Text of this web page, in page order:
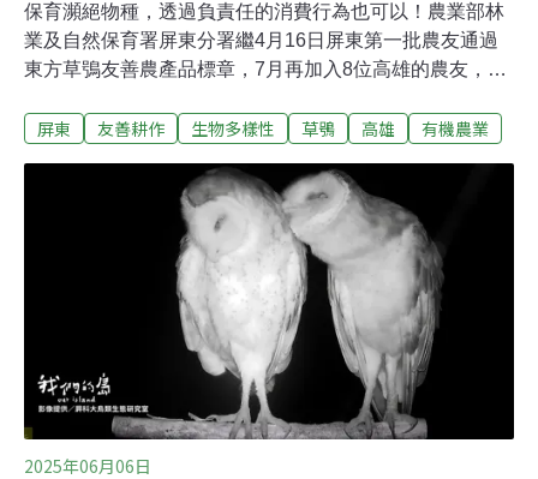
保育瀕絕物種，透過負責任的消費行為也可以！農業部林
業及自然保育署屏東分署繼4月16日屏東第一批農友通過
東方草鴞友善農產品標章，7月再加入8位高雄的農友，他
架協助監測，並承諾不餵養遊蕩犬、放養家犬，避免影響
店、GIEN JIA、美蔬齋、龜時間goöod time等四家綠色餐
飲指南餐廳合作，外食也能吃出保育態度。帶著知識、理
解踏入農業 種出自然共生農產品林業保育署屏東分署自從
2021年和高雄市、屏東縣政府合作東方草鴞「生態服務給
付」，至今，超過百位農友、百公頃田區都是加入。分署
長楊瑞芬表示，要達成生態給付標準實屬不易；如今，幾
位農民仍願意在此基礎上，承諾不餵養遊蕩犬、放養家
犬，取得草鴞友善農產品標章。這也是繼石虎、諸羅樹蛙
後，第三個以野生動物保育為目的的標章制度。加入標章
制度的農友，打破過去認為
屏東 友善耕作 生物多樣性 草鴞 高雄 有機農業
2025年06月06日